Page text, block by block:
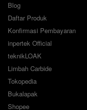
Blog
Daftar Produk
Konfirmasi Pembayaran
inpertek Official
teknikLOAK
Limbah Carbide
Tokopedia
Bukalapak
Shopee